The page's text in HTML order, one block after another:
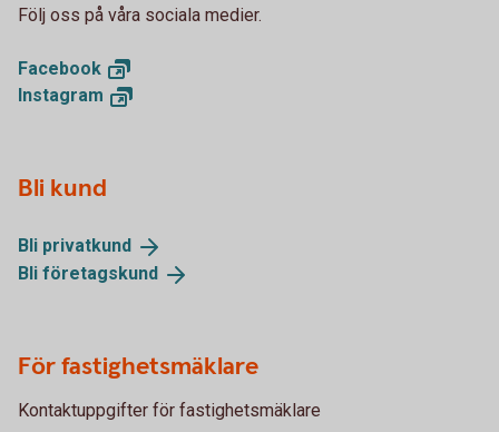
Följ oss på våra sociala medier.
Facebook
Instagram
Bli kund
Bli privatkund
Bli företagskund
För fastighetsmäklare
Kontaktuppgifter för fastighetsmäklare